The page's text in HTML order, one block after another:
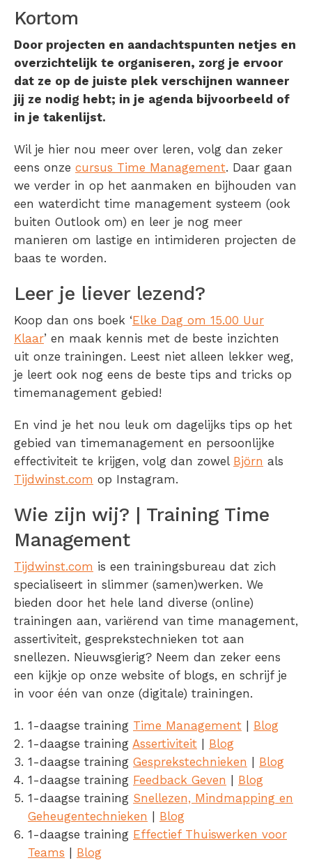
Kortom
Door projecten en aandachtspunten netjes en
overzichtelijk te organiseren, zorg je ervoor
dat ze op de juiste plek verschijnen wanneer
jij ze nodig hebt; in je agenda bijvoorbeeld of
in je takenlijst.
Wil je hier nou meer over leren, volg dan zeker
eens onze cursus Time Management. Daar gaan
we verder in op het aanmaken en bijhouden van
een waterdicht time management systeem (ook
buiten Outlook om) en leer je nog meer
manieren om lastige en intimideren projecten de
baas te worden.
Leer je liever lezend?
Koop dan ons boek ‘Elke Dag om 15.00 Uur
Klaar’ en maak kennis met de beste inzichten
uit onze trainingen. Leest niet alleen lekker weg,
je leert ook nog eens de beste tips and tricks op
timemanagement gebied!
En vind je het nou leuk om dagelijks tips op het
gebied van timemanagement en persoonlijke
effectiviteit te krijgen, volg dan zowel Björn als
Tijdwinst.com op Instagram.
Wie zijn wij? | Training Time
Management
Tijdwinst.com is een trainingsbureau dat zich
specialiseert in slimmer (samen)werken. We
bieden door het hele land diverse (online)
trainingen aan, variërend van time management,
assertiviteit, gesprekstechnieken tot aan
snellezen. Nieuwsgierig? Neem dan zeker eens
een kijkje op onze website of blogs, en schrijf je
in voor één van onze (digitale) trainingen.
1-daagse training Time Management
Blog
1-daagse training Assertiviteit
Blog
1-daagse training Gesprekstechnieken
Blog
1-daagse training Feedback Geven
Blog
1-daagse training Snellezen, Mindmapping en
Geheugentechnieken
Blog
1-daagse training Effectief Thuiswerken voor
Teams
Blog